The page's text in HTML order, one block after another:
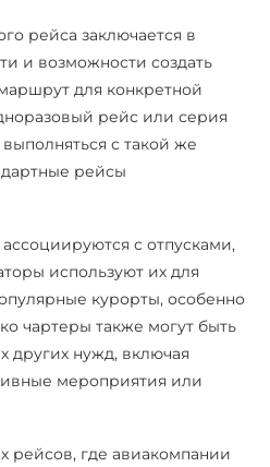
рейса заключается в
и возможности создать
для конкретной
рейс или серия
с такой же
рейсы
с отпусками,
используют их для
курорты, особенно
чартеры также могут быть
других нужд, включая
мероприятия или
рейсов, где авиакомпании